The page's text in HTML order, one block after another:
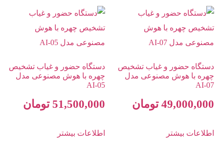
دستگاه حضور و غیاب تشخیص
چهره با هوش مصنوعی مدل
AI-07
49,000,000 تومان
اطلاعات بیشتر
دستگاه حضور و غیاب تشخیص
چهره با هوش مصنوعی مدل
AI-05
51,500,000 تومان
اطلاعات بیشتر